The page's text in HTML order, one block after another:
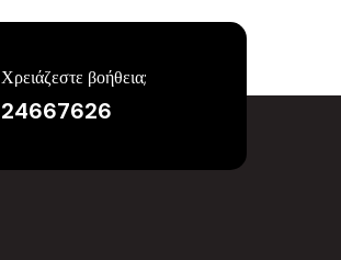
Χρειάζεστε βοήθεια;
24667626